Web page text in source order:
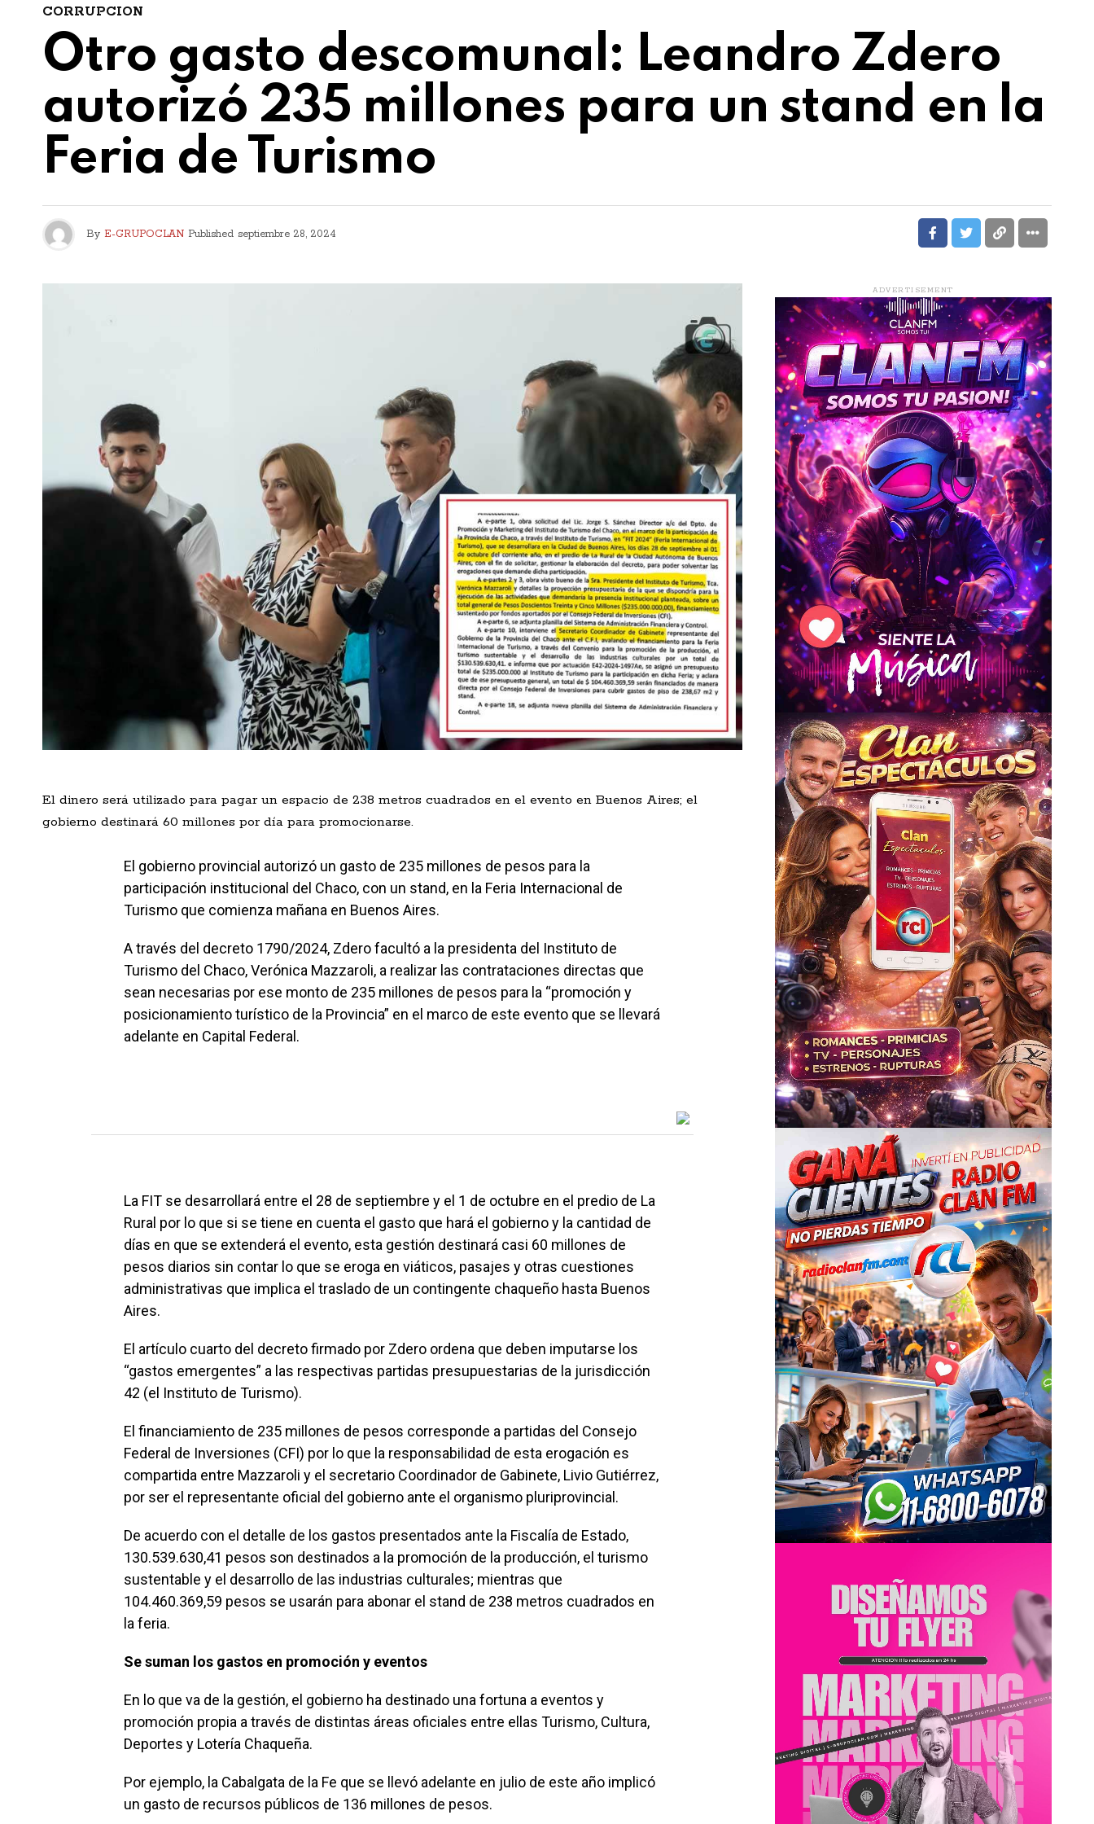
CORRUPCION
Otro gasto descomunal: Leandro Zdero
autorizó 235 millones para un stand en la
Feria de Turismo
By E-GRUPOCLAN Published septiembre 28, 2024
El dinero será utilizado para pagar un espacio de 238 metros cuadrados en el evento en Buenos Aires; el
gobierno destinará 60 millones por día para promocionarse.
El gobierno provincial autorizó un gasto de 235 millones de pesos para la
participación institucional del Chaco, con un stand, en la Feria Internacional de
Turismo que comienza mañana en Buenos Aires.
A través del decreto 1790/2024, Zdero facultó a la presidenta del Instituto de
Turismo del Chaco, Verónica Mazzaroli, a realizar las contrataciones directas que
sean necesarias por ese monto de 235 millones de pesos para la “promoción y
posicionamiento turístico de la Provincia” en el marco de este evento que se llevará
adelante en Capital Federal.
La FIT se desarrollará entre el 28 de septiembre y el 1 de octubre en el predio de La
Rural por lo que si se tiene en cuenta el gasto que hará el gobierno y la cantidad de
días en que se extenderá el evento, esta gestión destinará casi 60 millones de
pesos diarios sin contar lo que se eroga en viáticos, pasajes y otras cuestiones
administrativas que implica el traslado de un contingente chaqueño hasta Buenos
Aires.
El artículo cuarto del decreto firmado por Zdero ordena que deben imputarse los
“gastos emergentes” a las respectivas partidas presupuestarias de la jurisdicción
42 (el Instituto de Turismo).
El financiamiento de 235 millones de pesos corresponde a partidas del Consejo
Federal de Inversiones (CFI) por lo que la responsabilidad de esta erogación es
compartida entre Mazzaroli y el secretario Coordinador de Gabinete, Livio Gutiérrez,
por ser el representante oficial del gobierno ante el organismo pluriprovincial.
De acuerdo con el detalle de los gastos presentados ante la Fiscalía de Estado,
130.539.630,41 pesos son destinados a la promoción de la producción, el turismo
sustentable y el desarrollo de las industrias culturales; mientras que
104.460.369,59 pesos se usarán para abonar el stand de 238 metros cuadrados en
la feria.
Se suman los gastos en promoción y eventos
En lo que va de la gestión, el gobierno ha destinado una fortuna a eventos y
promoción propia a través de distintas áreas oficiales entre ellas Turismo, Cultura,
Deportes y Lotería Chaqueña.
Por ejemplo, la Cabalgata de la Fe que se llevó adelante en julio de este año implicó
un gasto de recursos públicos de 136 millones de pesos.
ADVERTISEMENT